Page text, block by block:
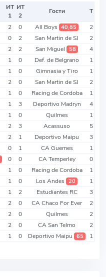
ИТ
1
ИТ
2
Гости Т
2 0 All Boys 40,85 2
0 2 San Martin de SJ 2
2 2 San Miguel 58 4
1 0 Def. de Belgrano 1
1 0 Gimnasia y Tiro 1
2 0 San Martin de SJ 2
1 0 Racing de Cordoba 1
1 3 Deportivo Madryn 4
1 0 Quilmes 1
2 3 Acassuso 5
2 1 Deportivo Maipu 3
0 1 CA Guemes 1
0 0 CA Temperley 0
1 0 Racing de Cordoba 1
1 0 Los Andes 20 1
1 2 Estudiantes RC 3
2 0 CA Chaco For Ever 2
2 0 Quilmes 2
2 0 CA San Telmo 2
1 0 Deportivo Maipu 65 1